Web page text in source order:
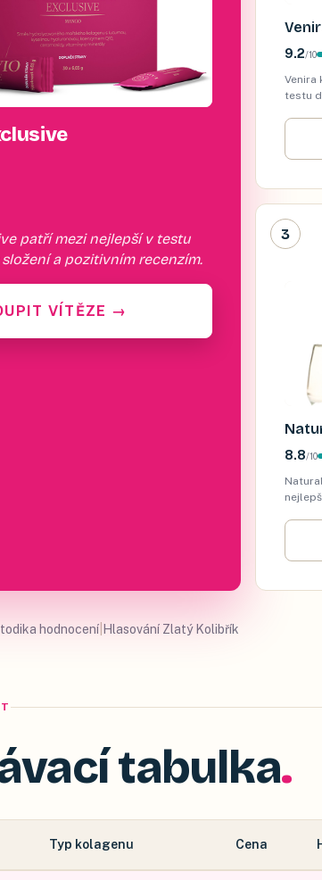
patří mezi nejlepší v testu
a pozitivním recenzím.
VÍTĚZE →
9.2/10
Venira
testu
3
8.8/10
hodnocení Hlasování Zlatý Kolibřík
tabulka
Typ kolagenu Cena